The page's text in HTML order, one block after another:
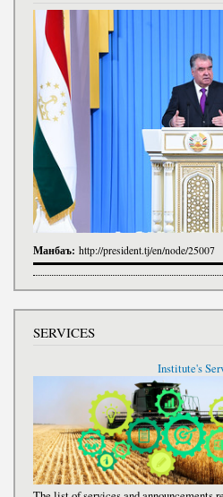
Манбаъ: http://president.tj/en/node/25007
SERVICES
Institute's